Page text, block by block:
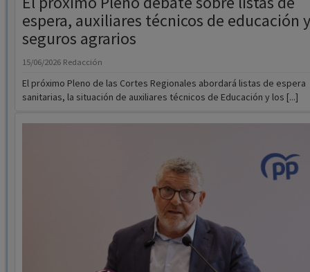
15/06/2026
El próximo Pleno de las Cortes Regionales abordará listas de espera
sanitarias, la situación de auxiliares técnicos de Educación y los [...]